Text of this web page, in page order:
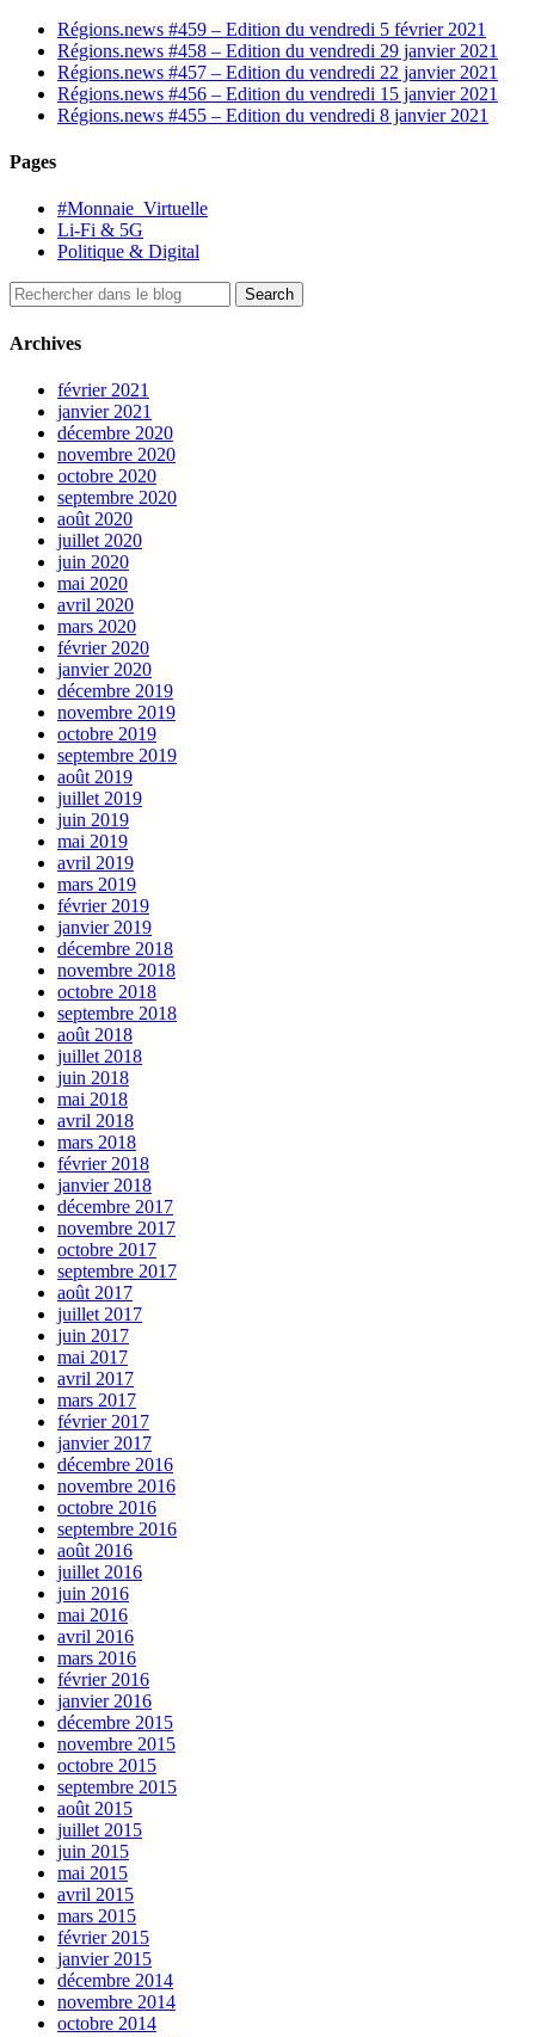
Régions.news #459 – Edition du vendredi 5 février 2021
Régions.news #458 – Edition du vendredi 29 janvier 2021
Régions.news #457 – Edition du vendredi 22 janvier 2021
Régions.news #456 – Edition du vendredi 15 janvier 2021
Régions.news #455 – Edition du vendredi 8 janvier 2021
Pages
#Monnaie_Virtuelle
Li-Fi & 5G
Politique & Digital
Archives
février 2021
janvier 2021
décembre 2020
novembre 2020
octobre 2020
septembre 2020
août 2020
juillet 2020
juin 2020
mai 2020
avril 2020
mars 2020
février 2020
janvier 2020
décembre 2019
novembre 2019
octobre 2019
septembre 2019
août 2019
juillet 2019
juin 2019
mai 2019
avril 2019
mars 2019
février 2019
janvier 2019
décembre 2018
novembre 2018
octobre 2018
septembre 2018
août 2018
juillet 2018
juin 2018
mai 2018
avril 2018
mars 2018
février 2018
janvier 2018
décembre 2017
novembre 2017
octobre 2017
septembre 2017
août 2017
juillet 2017
juin 2017
mai 2017
avril 2017
mars 2017
février 2017
janvier 2017
décembre 2016
novembre 2016
octobre 2016
septembre 2016
août 2016
juillet 2016
juin 2016
mai 2016
avril 2016
mars 2016
février 2016
janvier 2016
décembre 2015
novembre 2015
octobre 2015
septembre 2015
août 2015
juillet 2015
juin 2015
mai 2015
avril 2015
mars 2015
février 2015
janvier 2015
décembre 2014
novembre 2014
octobre 2014